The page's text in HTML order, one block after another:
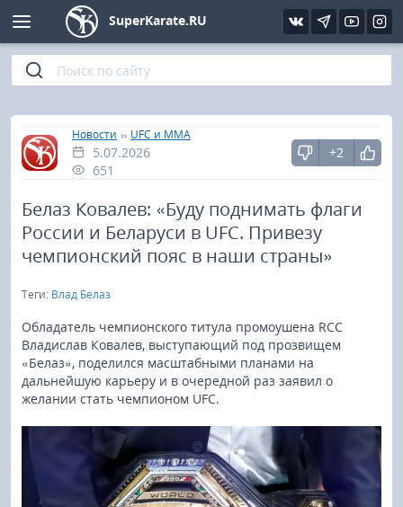
SuperKarate.RU
Главная
»
Новости » UFC и MMA
5.07.2026
651
+2
Белаз Ковалев: «Буду поднимать флаги
России и Беларуси в UFC. Привезу
чемпионский пояс в наши страны»
Теги: Влад Белаз
Обладатель чемпионского титула промоушена RCC
Владислав Ковалев, выступающий под прозвищем
«Белаз», поделился масштабными планами на
дальнейшую карьеру и в очередной раз заявил о
желании стать чемпионом UFC.
Киокушинкай
Кёкусин (IFK)
Шинкиокушинкай
Кекусин-кан
Кикбоксинг и K-1
Бокс
UFC и MMA
Муай тай
Фото
Видео
Интервью
Статьи
Уроки каратэ
Файлы
Библиотека